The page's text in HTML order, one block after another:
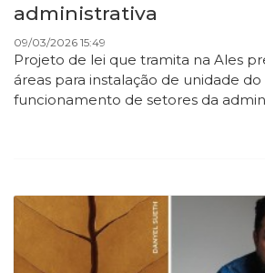
administrativa
09/03/2026 15:49
Projeto de lei que tramita na Ales
áreas para instalação de unidade do
funcionamento de setores da